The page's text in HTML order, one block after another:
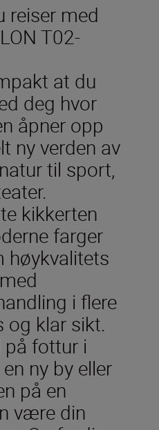
reiser med
T02-
at du
deg hvor
åpner opp
ny verden av
til sport,
kikkerten
farger
høykvalitets
i flere
og klar sikt.
på fottur i
ny by eller
på en
være din